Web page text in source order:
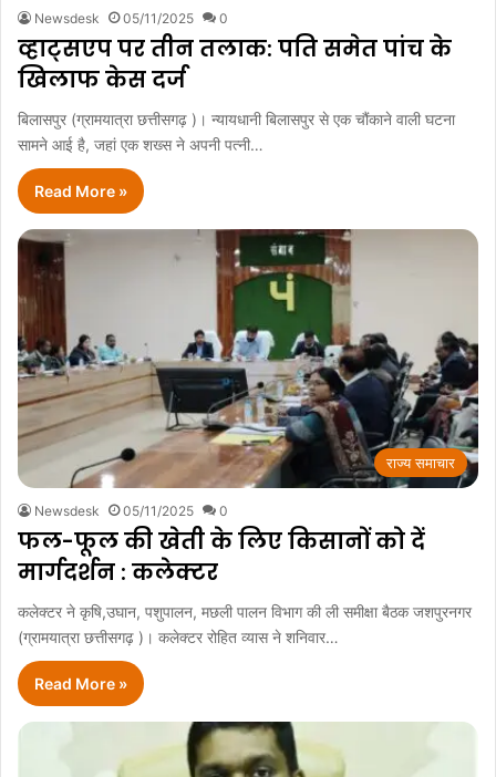
Newsdesk 05/11/2025 0
व्हाट्सएप पर तीन तलाक: पति समेत पांच के
खिलाफ केस दर्ज
बिलासपुर (ग्रामयात्रा छत्तीसगढ़ )। न्यायधानी बिलासपुर से एक चौंकाने वाली घटना
सामने आई है, जहां एक शख्स ने अपनी पत्नी…
Read More »
राज्य समाचार
Newsdesk 05/11/2025 0
फल-फूल की खेती के लिए किसानों को दें
मार्गदर्शन : कलेक्टर
कलेक्टर ने कृषि,उघान, पशुपालन, मछली पालन विभाग की ली समीक्षा बैठक जशपुरनगर
(ग्रामयात्रा छत्तीसगढ़ )। कलेक्टर रोहित व्यास ने शनिवार…
Read More »